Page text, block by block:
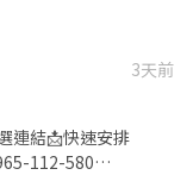
3天前
連結📩快速安排
112-580